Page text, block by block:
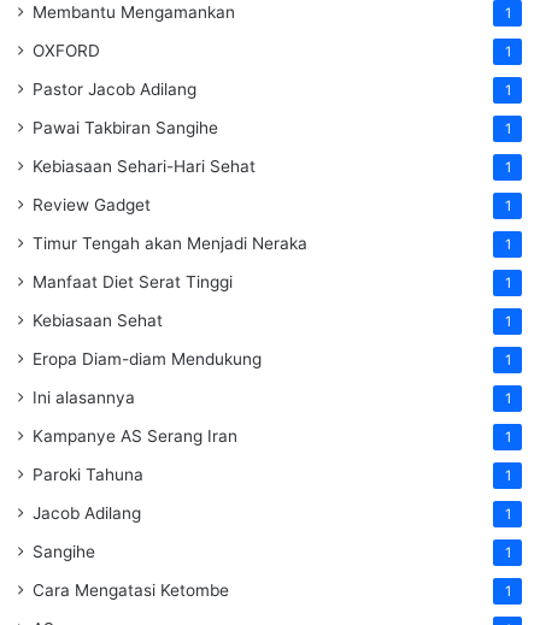
Membantu Mengamankan 1
OXFORD 1
Pastor Jacob Adilang 1
Pawai Takbiran Sangihe 1
Kebiasaan Sehari-Hari Sehat 1
Review Gadget 1
Timur Tengah akan Menjadi Neraka 1
Manfaat Diet Serat Tinggi 1
Kebiasaan Sehat 1
Eropa Diam-diam Mendukung 1
Ini alasannya 1
Kampanye AS Serang Iran 1
Paroki Tahuna 1
Jacob Adilang 1
Sangihe 1
Cara Mengatasi Ketombe 1